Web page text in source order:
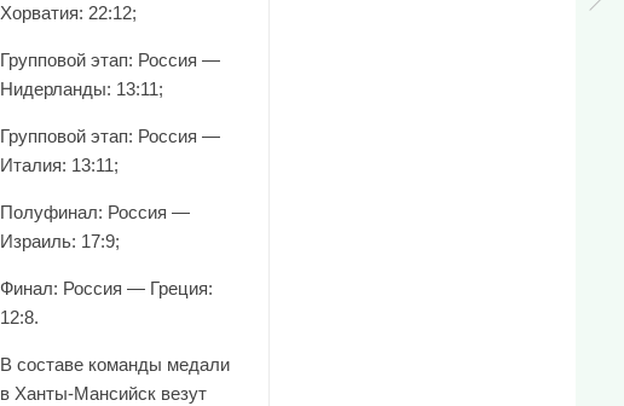
Хорватия: 22:12;
Групповой этап: Россия —
Нидерланды: 13:11;
Групповой этап: Россия —
Италия: 13:11;
Полуфинал: Россия —
Израиль: 17:9;
Финал: Россия — Греция:
12:8.
В составе команды медали
в Ханты-Мансийск везут